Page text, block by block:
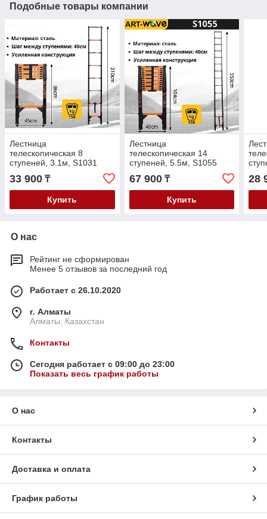
Подобные товары компании
Лестница
телескопическая 8
ступеней, 3.1м, S1031
33 900 ₸
Купить
Лестница
телескопическая 14
ступеней, 5.5м, S1055
67 900₸
Купить
28
О нас
Рейтинг не сформирован
Менее 5 отзывов за последний год
Работает с 26.10.2020
г. Алматы
Алматы, Казахстан
Контакты
Сегодня работает с 09:00 до 23:00
Показать весь график работы
О нас
Контакты
Доставка и оплата
График работы